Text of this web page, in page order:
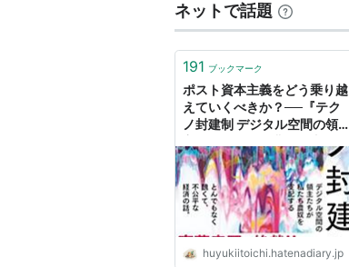
ネットで話題
191 ブックマーク
ポスト資本主義をどう乗り越
えていくべきか？──『テク
ノ封建制 デジタル空間の領
る とんでもなく醜くて、不
公平な経済の話。』 - 基本読
書
huyukiitoichi.hatenadiary.jp